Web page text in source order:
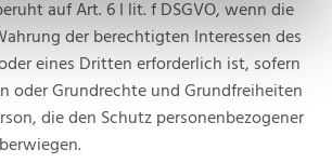
auf Art. 6 I lit. f DSGVO, wenn die
der berechtigten Interessen des
eines Dritten erforderlich ist, sofern
oder Grundrechte und Grundfreiheiten
die den Schutz personenbezogener